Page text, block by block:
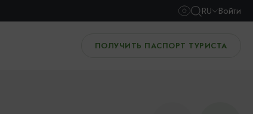
RU Войти
ПОЛУЧИТЬ ПАСПОРТ ТУРИСТА